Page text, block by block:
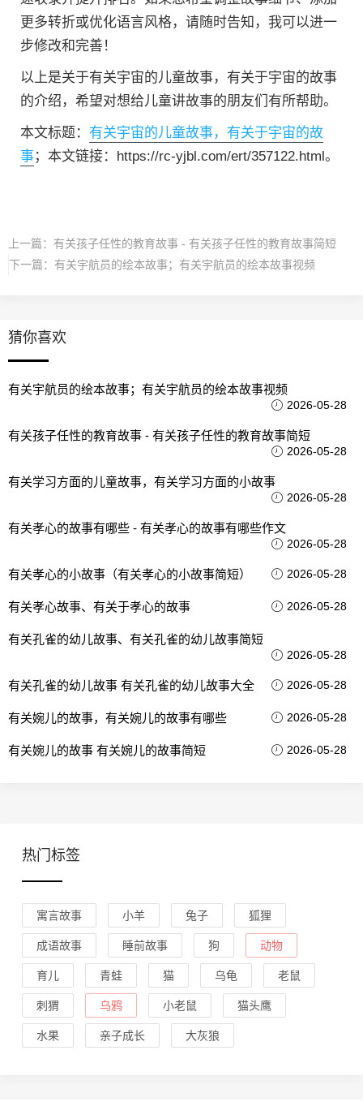
更多转折或优化语言风格，请随时告知，我可以进一
步修改和完善！
以上是关于有关宇宙的儿童故事，有关于宇宙的故事
的介绍，希望对想给儿童讲故事的朋友们有所帮助。
本文标题： 有关宇宙的儿童故事，有关于宇宙的故
事；本文链接：https://rc-yjbl.com/ert/357122.html。
上一篇： 有关孩子任性的教育故事 - 有关孩子任性的教育故事简短
下一篇： 有关宇航员的绘本故事；有关宇航员的绘本故事视频
猜你喜欢
有关宇航员的绘本故事；有关宇航员的绘本故事视频
2026-05-28
有关孩子任性的教育故事 - 有关孩子任性的教育故事简短
2026-05-28
有关学习方面的儿童故事，有关学习方面的小故事
2026-05-28
有关孝心的故事有哪些 - 有关孝心的故事有哪些作文
2026-05-28
有关孝心的小故事（有关孝心的小故事简短） 2026-05-28
有关孝心故事、有关于孝心的故事 2026-05-28
有关孔雀的幼儿故事、有关孔雀的幼儿故事简短
2026-05-28
有关孔雀的幼儿故事 有关孔雀的幼儿故事大全 2026-05-28
有关婉儿的故事，有关婉儿的故事有哪些 2026-05-28
有关婉儿的故事 有关婉儿的故事简短 2026-05-28
热门标签
寓言故事 小羊 兔子 狐狸
成语故事 睡前故事 狗 动物
育儿 青蛙 猫 乌龟 老鼠
刺猬 乌鸦 小老鼠 猫头鹰
水果 亲子成长 大灰狼